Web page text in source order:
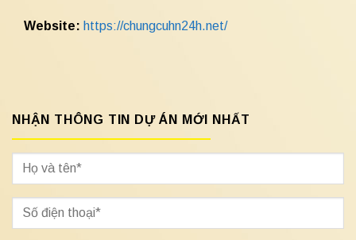
Website: https://chungcuhn24h.net/
NHẬN THÔNG TIN DỰ ÁN MỚI NHẤT